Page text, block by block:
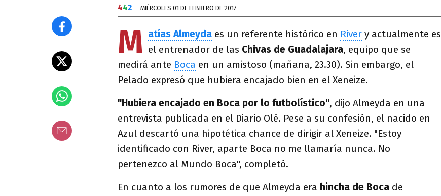
442 MIÉRCOLES 01 DE FEBRERO DE 2017
M atías Almeyda es un referente histórico en River y actualmente es
el entrenador de las Chivas de Guadalajara, equipo que se
medirá ante Boca en un amistoso (mañana, 23.30). Sin embargo, el
Pelado expresó que hubiera encajado bien en el Xeneize.
"Hubiera encajado en Boca por lo futbolístico", dijo Almeyda en una
entrevista publicada en el Diario Olé. Pese a su confesión, el nacido en
Azul descartó una hipotética chance de dirigir al Xeneize. "Estoy
identificado con River, aparte Boca no me llamaría nunca. No
pertenezco al Mundo Boca", completó.
En cuanto a los rumores de que Almeyda era hincha de Boca de